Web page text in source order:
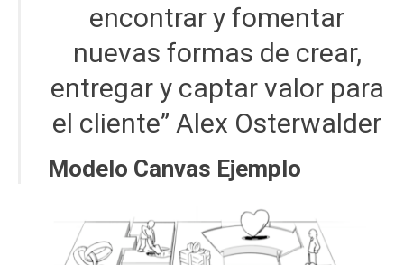
encontrar y fomentar
nuevas formas de crear,
entregar y captar valor para
el cliente” Alex Osterwalder
Modelo Canvas Ejemplo